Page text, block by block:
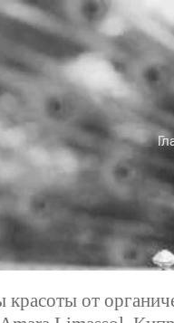
красоты от